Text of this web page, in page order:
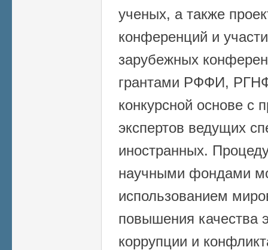
ученых, а также
конференций и
зарубежных
грантами РФФИ,
конкурсной основе с
экспертов ведущих
иностранных.
научными фондами
использованием
повышения качества
коррупции и